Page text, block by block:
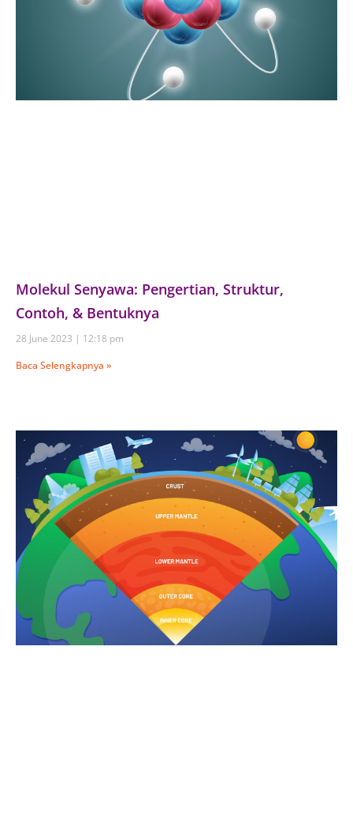
Molekul Senyawa: Pengertian, Struktur,
Contoh, & Bentuknya
28 June 2023
12:18 pm
Baca Selengkapnya »